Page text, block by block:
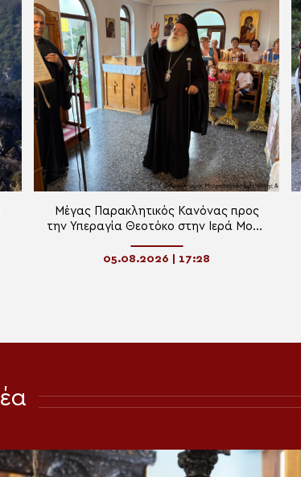
Μέγας Παρακλητικός Κανόνας προς
την Υπεραγία Θεοτόκο στην Ιερά Μονή
05.08.2026 | 17:28